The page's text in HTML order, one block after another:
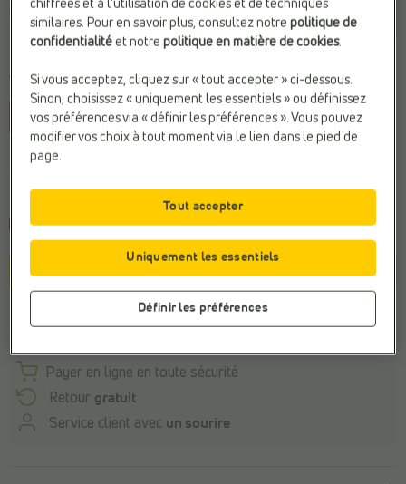
Marron
Taille
36 37
Commandez votre taille habituelle
Commandé avant 22h, livraison le mardi
Stock du magasin
Payer en ligne en toute sécurité
Retour gratuit
Service client avec un sourire
chiffrées et à l’utilisation de cookies et de techniques
similaires. Pour en savoir plus, consultez notrepolitique de
confidentialité et notrepolitique en matière de cookies.
Si vous acceptez, cliquez sur « tout accepter » ci-dessous.
Sinon, choisissez « uniquement les essentiels » ou définissez
vos préférences via « définir les préférences ». Vous pouvez
modifier vos choix à tout moment via le lien dans le pied de
page.
Définir les préférences
Uniquement les essentiels
Tout accepter